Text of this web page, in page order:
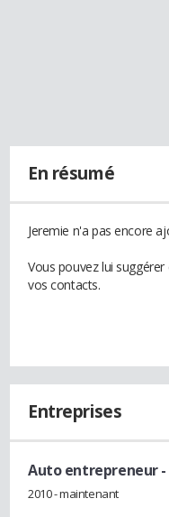
En résumé
Jeremie n'a pas encore
Vous pouvez lui
vos contacts.
Entreprises
Auto entrepreneur-
2010 - maintenant